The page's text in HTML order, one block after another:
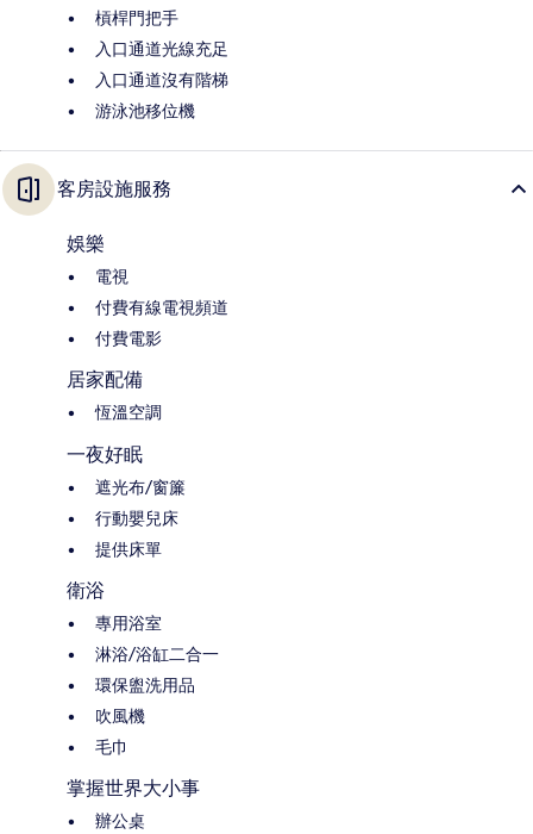
槓桿門把手
入口通道光線充足
入口通道沒有階梯
游泳池移位機
客房設施服務
娛樂
電視
付費有線電視頻道
付費電影
居家配備
恆溫空調
一夜好眠
遮光布/窗簾
行動嬰兒床
提供床單
衛浴
專用浴室
淋浴/浴缸二合一
環保盥洗用品
吹風機
毛巾
掌握世界大小事
辦公桌